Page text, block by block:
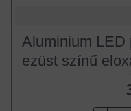
Aluminium LED
ezüst színű